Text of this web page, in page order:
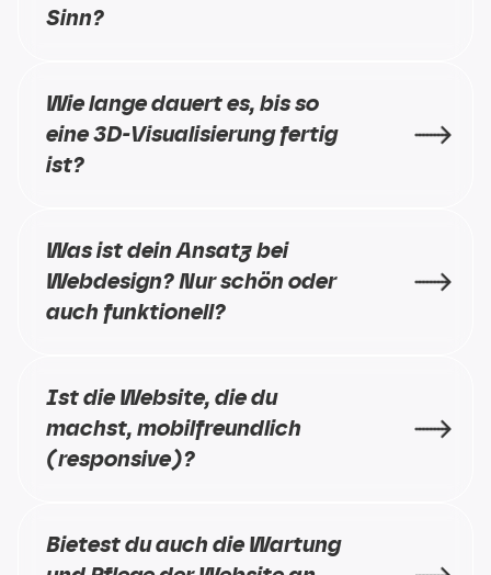
Sinn?
Wie lange dauert es, bis so
eine 3D-Visualisierung fertig
ist?
Was ist dein Ansatz bei
Webdesign? Nur schön oder
auch funktionell?
Ist die Website, die du
machst, mobilfreundlich
(responsive)?
Bietest du auch die Wartung